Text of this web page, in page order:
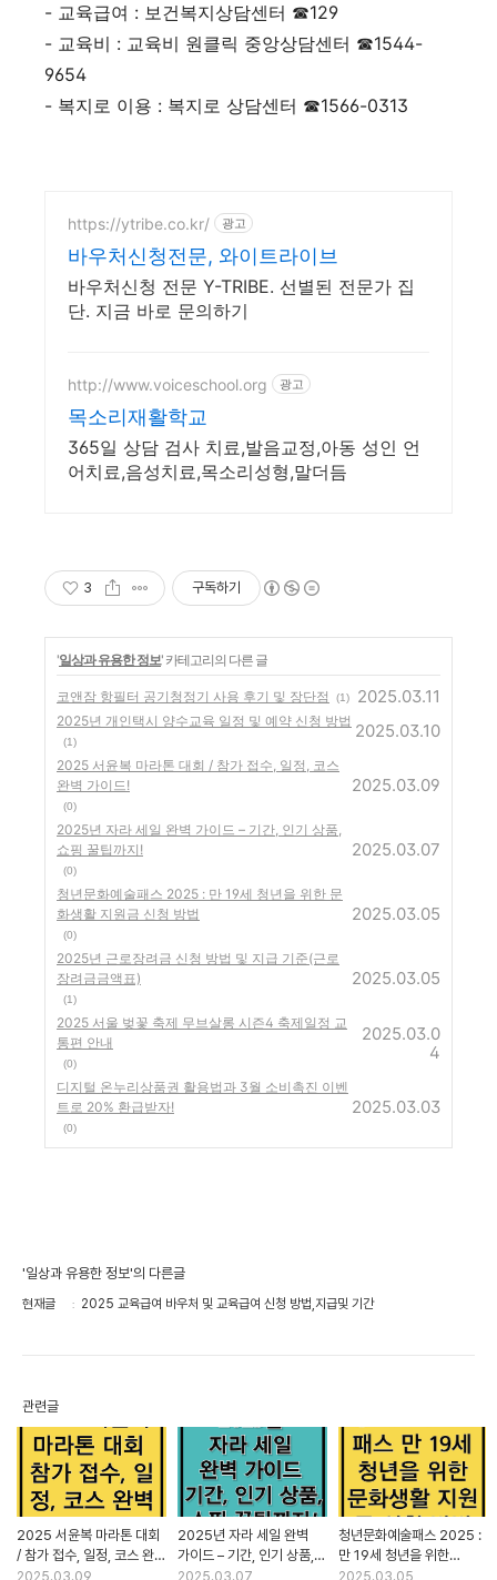
- 교육급여 : 보건복지상담센터 ☎129
- 교육비 : 교육비 원클릭 중앙상담센터 ☎1544-
9654
- 복지로 이용 : 복지로 상담센터 ☎1566-0313
https://ytribe.co.kr/ 광고
바우처신청전문, 와이트라이브
바우처신청 전문 Y-TRIBE. 선별된 전문가 집
단. 지금 바로 문의하기
http://www.voiceschool.org 광고
목소리재활학교
365일 상담 검사 치료,발음교정,아동 성인 언
어치료,음성치료,목소리성형,말더듬
3 구독하기
'일상과 유용한 정보' 카테고리의 다른 글
코앤잠 항필터 공기청정기 사용 후기 및 장단점 (1) 2025.03.11
2025년 개인택시 양수교육 일정 및 예약 신청 방법
(1)
2025.03.10
2025 서윤복 마라톤 대회 / 참가 접수, 일정, 코스
완벽 가이드!
(0)
2025.03.09
2025년 자라 세일 완벽 가이드 – 기간, 인기 상품,
쇼핑 꿀팁까지!
(0)
2025.03.07
청년문화예술패스 2025 : 만 19세 청년을 위한 문
화생활 지원금 신청 방법
(0)
2025.03.05
2025년 근로장려금 신청 방법 및 지급 기준(근로
장려금금액표)
(1)
2025.03.05
2025 서울 벚꽃 축제 무브살롱 시즌4 축제일정 교
통편 안내
(0)
2025.03.0
4
디지털 온누리상품권 활용법과 3월 소비촉진 이벤
트로 20% 환급받자!
(0)
2025.03.03
'일상과 유용한 정보'의 다른글
현재글 2025 교육급여 바우처 및 교육급여 신청 방법,지급및 기간
관련글
2025 서윤복 마라톤 대회
/ 참가 접수, 일정, 코스 완벽
가이드!
2025.03.09
2025년 자라 세일 완벽
가이드 – 기간, 인기 상품,
쇼핑 꿀팁까지!
2025.03.07
청년문화예술패스 2025 :
만 19세 청년을 위한
문화생활 지원금 신청 방법
2025.03.05